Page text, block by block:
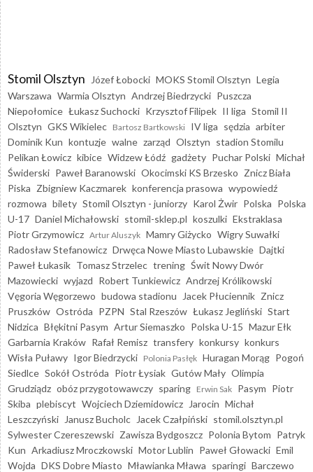
Stomil Olsztyn Józef Łobocki MOKS Stomil Olsztyn Legia
Warszawa Warmia Olsztyn Andrzej Biedrzycki Puszcza
Niepołomice Łukasz Suchocki Krzysztof Filipek II liga Stomil II
Olsztyn GKS Wikielec Bartosz Bartkowski IV liga sędzia arbiter
Dominik Kun kontuzje walne zarząd Olsztyn stadion Stomilu
Pelikan Łowicz kibice Widzew Łódź gadżety Puchar Polski Michał
Świderski Paweł Baranowski Okocimski KS Brzesko Znicz Biała
Piska Zbigniew Kaczmarek konferencja prasowa wypowiedź
rozmowa bilety Stomil Olsztyn - juniorzy Karol Żwir Polska Polska
U-17 Daniel Michałowski stomil-sklep.pl koszulki Ekstraklasa
Piotr Grzymowicz Artur Aluszyk Mamry Giżycko Wigry Suwałki
Radosław Stefanowicz Drwęca Nowe Miasto Lubawskie Dajtki
Paweł Łukasik Tomasz Strzelec trening Świt Nowy Dwór
Mazowiecki wyjazd Robert Tunkiewicz Andrzej Królikowski
Vęgoria Węgorzewo budowa stadionu Jacek Płuciennik Znicz
Pruszków Ostróda PZPN Stal Rzeszów Łukasz Jegliński Start
Nidzica Błękitni Pasym Artur Siemaszko Polska U-15 Mazur Ełk
Garbarnia Kraków Rafał Remisz transfery konkursy konkurs
Wisła Puławy Igor Biedrzycki Polonia Pasłęk Huragan Morąg Pogoń
Siedlce Sokół Ostróda Piotr Łysiak Gutów Mały Olimpia
Grudziądz obóz przygotowawczy sparing Erwin Sak Pasym Piotr
Skiba plebiscyt Wojciech Dziemidowicz Jarocin Michał
Leszczyński
Janusz Bucholc Jacek Czałpiński stomil.olsztyn.pl
Sylwester Czereszewski Zawisza Bydgoszcz Polonia Bytom Patryk
Kun Arkadiusz Mroczkowski Motor Lublin Paweł Głowacki Emil
Wojda DKS Dobre Miasto Mławianka Mława sparingi Barczewo